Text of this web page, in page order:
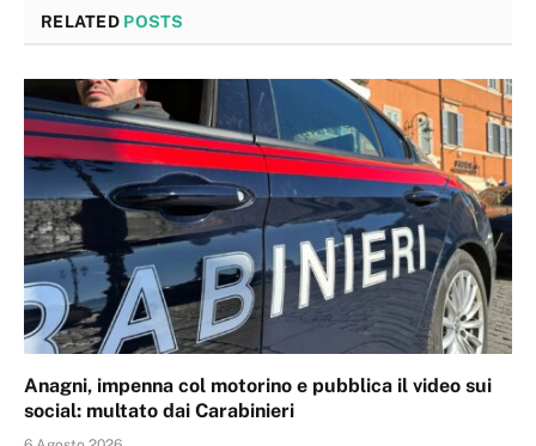
RELATED POSTS
Anagni, impenna col motorino e pubblica il video sui
social: multato dai Carabinieri